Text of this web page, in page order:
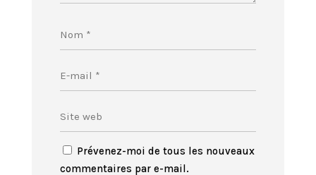
Prévenez-moi de tous les nouveaux
commentaires par e-mail.